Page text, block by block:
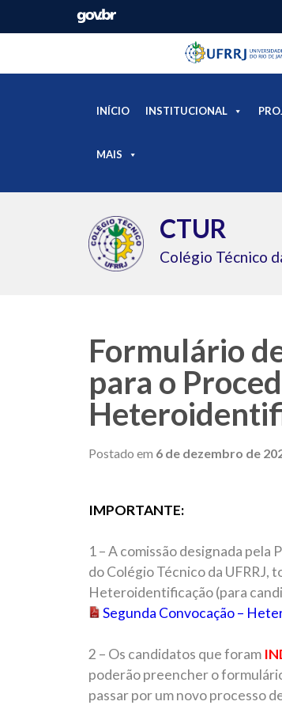
Pular barra
Barra
INÍCIO INSTITUCIONAL
MAIS
CTUR
Colégio Técnico
Formulário
para o
Postado em 6 de dezembro de
IMPORTANTE:
1 – A comissão designada
do Colégio Técnico da UFRRJ,
Heteroidentificação (para
Segunda Convocação –
2 – Os candidatos que foram
poderão preencher o
passar por um novo processo